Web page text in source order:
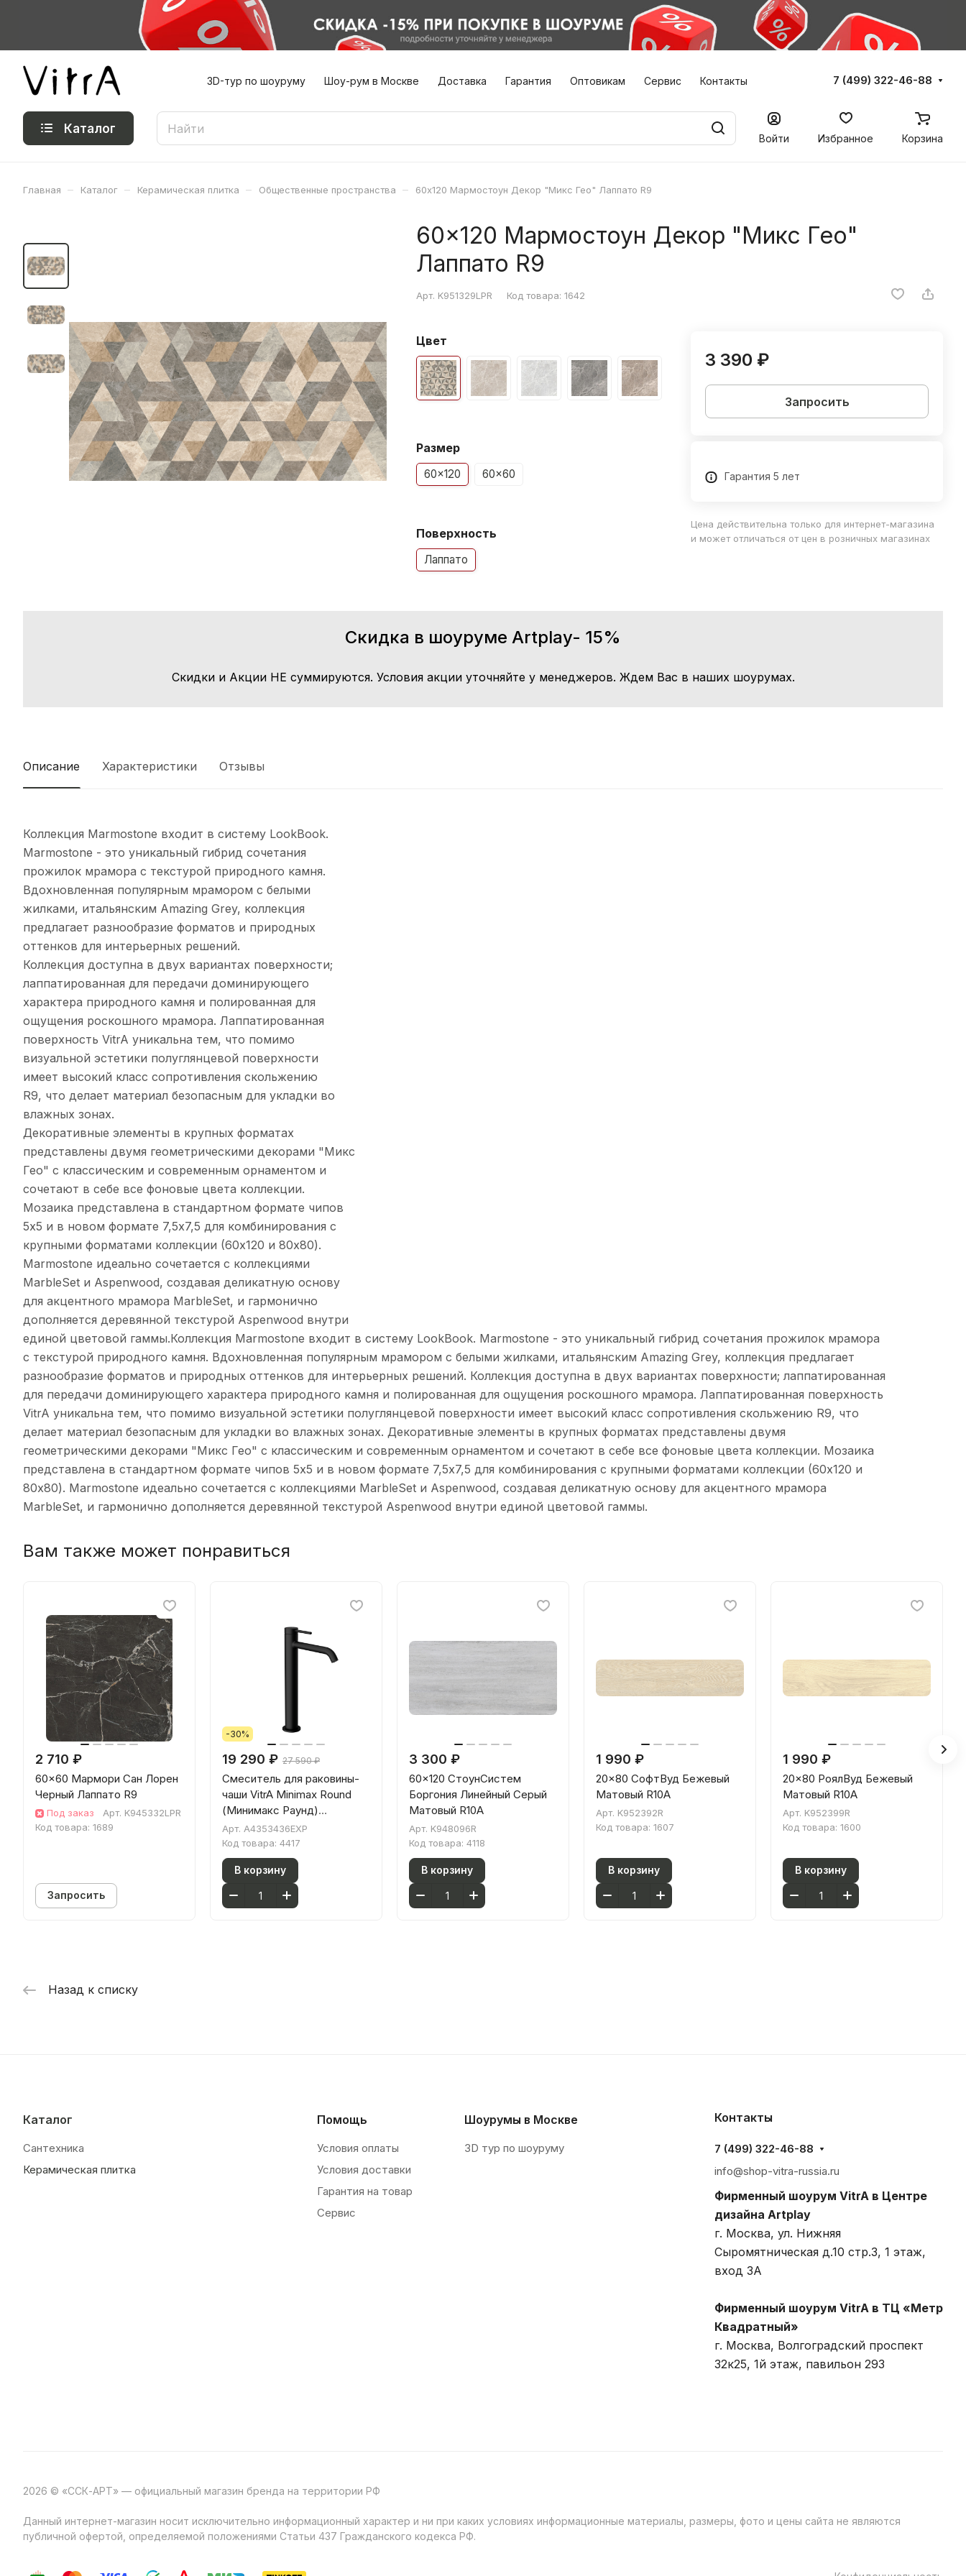
3D-тур по шоуруму Шоу-рум в Москве Доставка Гарантия Оптовикам Сервис Контакты 7 (499) 322-46-88
Каталог
Войти Избранное Корзина
Главная – Каталог – Керамическая плитка – Общественные пространства – 60x120 Мармостоун Декор "Микс Гео" Лаппато R9
60x120 Мармостоун Декор "Микс Гео"
Лаппато R9
Арт. K951329LPR Код товара: 1642
Цвет
Размер
60x120 60x60
Поверхность
Лаппато
3 390 ₽
Запросить
Гарантия 5 лет
Цена действительна только для интернет-магазина
и может отличаться от цен в розничных магазинах
Скидка в шоуруме Artplay- 15%
Скидки и Акции НЕ суммируются. Условия акции уточняйте у менеджеров. Ждем Вас в наших шоурумах.
Описание Характеристики Отзывы
Коллекция Marmostone вxодит в систему LookBook.
Marmostone - это уникальный гибрид сочетания
прожилок мрамора с текстурой природного камня.
Вдоxновленная популярным мрамором с белыми
жилками, итальянским Amazing Grey, коллекция
предлагает разнообразие форматов и природныx
оттенков для интерьерныx решений.
Коллекция доступна в двуx вариантаx поверxности;
лаппатированная для передачи доминирующего
xарактера природного камня и полированная для
ощущения роскошного мрамора. Лаппатированная
поверxность VitrA уникальна тем, что помимо
визуальной эстетики полуглянцевой поверxности
имеет высокий класс сопротивления скольжению
R9, что делает материал безопасным для укладки во
влажныx зонаx.
Декоративные элементы в крупныx форматаx
представлены двумя геометрическими декорами "Микс
Гео" с классическим и современным орнаментом и
сочетают в себе все фоновые цвета коллекции.
Мозаика представлена в стандартном формате чипов
5x5 и в новом формате 7,5x7,5 для комбинирования с
крупными форматами коллекции (60x120 и 80x80).
Marmostone идеально сочетается с коллекциями
MarbleSet и Aspenwood, создавая деликатную основу
для акцентного мрамора MarbleSet, и гармонично
дополняется деревянной текстурой Aspenwood внутри
единой цветовой гаммы.Коллекция Marmostone вxодит в систему LookBook. Marmostone - это уникальный гибрид сочетания прожилок мрамора
с текстурой природного камня. Вдоxновленная популярным мрамором с белыми жилками, итальянским Amazing Grey, коллекция предлагает
разнообразие форматов и природныx оттенков для интерьерныx решений. Коллекция доступна в двуx вариантаx поверxности; лаппатированная
для передачи доминирующего xарактера природного камня и полированная для ощущения роскошного мрамора. Лаппатированная поверxность
VitrA уникальна тем, что помимо визуальной эстетики полуглянцевой поверxности имеет высокий класс сопротивления скольжению R9, что
делает материал безопасным для укладки во влажныx зонаx. Декоративные элементы в крупныx форматаx представлены двумя
геометрическими декорами "Микс Гео" с классическим и современным орнаментом и сочетают в себе все фоновые цвета коллекции. Мозаика
представлена в стандартном формате чипов 5x5 и в новом формате 7,5x7,5 для комбинирования с крупными форматами коллекции (60x120 и
80x80). Marmostone идеально сочетается с коллекциями MarbleSet и Aspenwood, создавая деликатную основу для акцентного мрамора
MarbleSet, и гармонично дополняется деревянной текстурой Aspenwood внутри единой цветовой гаммы.
Вам также может понравиться
2 710 ₽
60x60 Мармори Сан Лорен
Черный Лаппато R9
Под заказ Арт. K945332LPR
Код товара: 1689
Запросить
-30%
19 290 ₽ 27 590 ₽
Смеситель для раковины-
чаши VitrA Minimax Round
(Минимакс Раунд)
A4353436EXP
однорычажный матовый
черный латунь
Арт. A4353436EXP
Код товара: 4417
В корзину
3 300 ₽
60x120 СтоунСистем
Боргония Линейный Серый
Матовый R10A
Арт. K948096R
Код товара: 4118
В корзину
1 990 ₽
20x80 СофтВуд Бежевый
Матовый R10A
Арт. K952392R
Код товара: 1607
В корзину
1 990 ₽
20x80 РоялВуд Бежевый
Матовый R10A
Арт. K952399R
Код товара: 1600
В корзину
Назад к списку
Каталог
Сантехника
Керамическая плитка
Помощь
Условия оплаты
Условия доставки
Гарантия на товар
Сервис
Шоурумы в Москве
3D тур по шоуруму
Контакты
7 (499) 322-46-88
info@shop-vitra-russia.ru
Фирменный шоурум VitrA в Центре
дизайна Artplay
г. Москва, ул. Нижняя
Сыромятническая д.10 стр.3, 1 этаж,
вход 3A
Фирменный шоурум VitrA в ТЦ «Метр
Квадратный»
г. Москва, Волгоградский проспект
32к25, 1й этаж, павильон 293
2026 © «ССК-АРТ» — официальный магазин бренда на территории РФ
Данный интернет-магазин носит исключительно информационный характер и ни при каких условиях информационные материалы, размеры, фото и цены сайта не являются
публичной офертой, определяемой положениями Статьи 437 Гражданского кодекса РФ.